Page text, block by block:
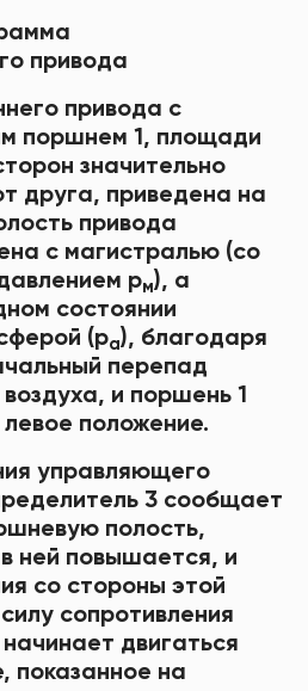
привода
привода с
поршнем 1, площади
значительно
друга, приведена на
привода
с магистралью (со
рм), а
состоянии
(ра), благодаря
перепад
и поршень 1
положение.
управляющего
3 сообщает
полость,
ней повышается, и
со стороны этой
сопротивления
двигаться
показанное на